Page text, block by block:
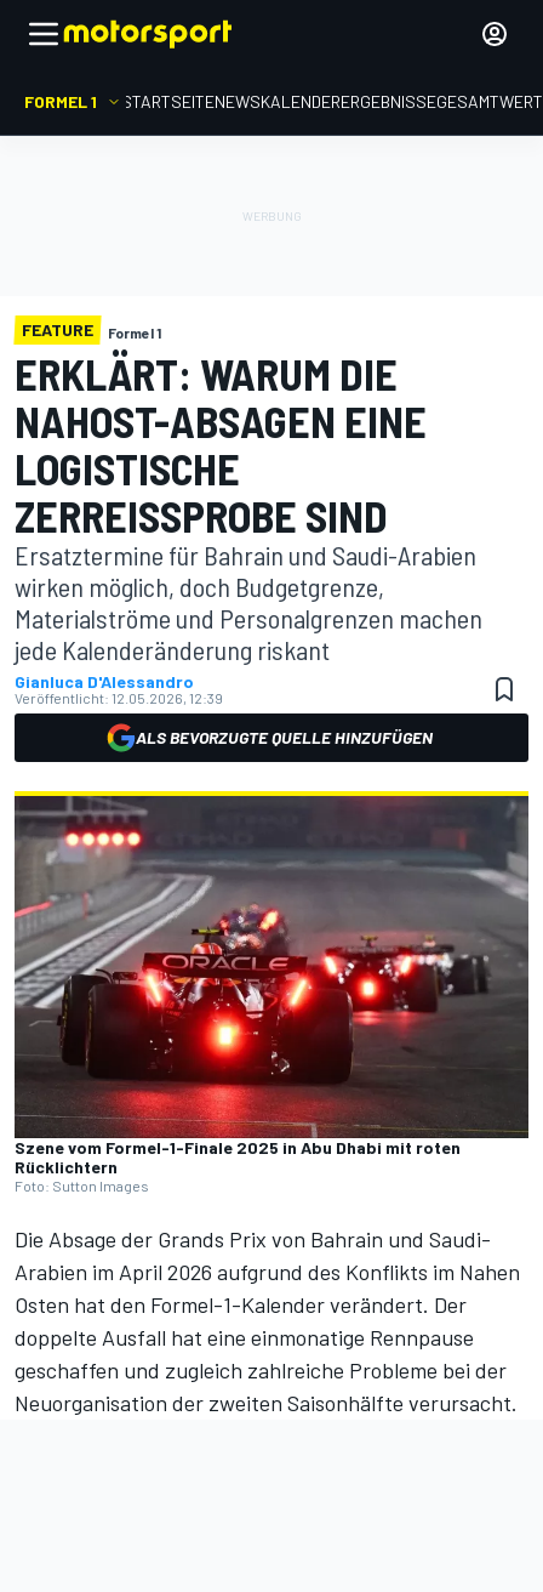
FORMEL 1 STARTSEITENEWSKALENDERERGEBNISSE
FEATURE Formel 1
ERKLÄRT: WARUM DIE
NAHOST-ABSAGEN EINE
LOGISTISCHE
ZERREISSPROBE SIND
Ersatztermine für Bahrain und Saudi-Arabien
wirken möglich, doch Budgetgrenze,
Materialströme und Personalgrenzen machen
jede Kalenderänderung riskant
Gianluca D'Alessandro
Veröffentlicht: 12.05.2026, 12:39
ALS BEVORZUGTE QUELLE HINZUFÜGEN
Szene vom Formel-1-Finale 2025 in Abu Dhabi mit roten
Rücklichtern
Foto: Sutton Images
Die Absage der Grands Prix von Bahrain und Saudi-
Arabien im April 2026 aufgrund des Konflikts im Nahen
Osten hat den Formel-1-Kalenderverändert. Der
doppelte Ausfall hat eine einmonatige Rennpause
geschaffen und zugleich zahlreiche Probleme bei der
Neuorganisation der zweiten Saisonhälfte verursacht.